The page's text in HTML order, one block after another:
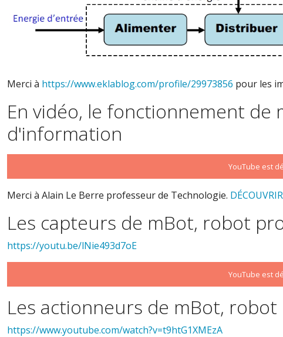
Merci à https://www.eklablog.com/profile/29973856 pour les
En vidéo, le fonctionnement de
d'information
YouTube est
Merci à Alain Le Berre professeur de Technologie.
Les capteurs de mBot, robot
https://youtu.be/lNie493d7oE
YouTube est
Les actionneurs de mBot,
https://www.youtube.com/watch?v=t9htG1XMEzA